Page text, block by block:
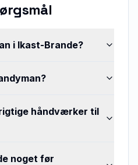
i Ikast-Brande?
håndværker til
noget før